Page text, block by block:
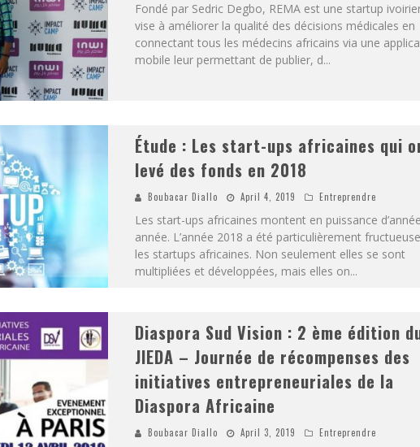
Fondé par Sedric Degbo, REMA est une startup
vise à améliorer la qualité des décisions médicales en
connectant tous les médecins africains via une
mobile leur permettant de publier, d...
Étude : Les start-ups africaines qui
levé des fonds en 2018
Boubacar Diallo April 4, 2019 Entreprendre
Les start-ups africaines montent en puissance
année. L’année 2018 a été particulièrement
les startups africaines. Non seulement elles se sont
multipliées et développées, mais elles on...
Diaspora Sud Vision : 2 ème édition
JIEDA – Journée de récompenses des
initiatives entrepreneuriales de la
Diaspora Africaine
Boubacar Diallo April 3, 2019 Entreprendre